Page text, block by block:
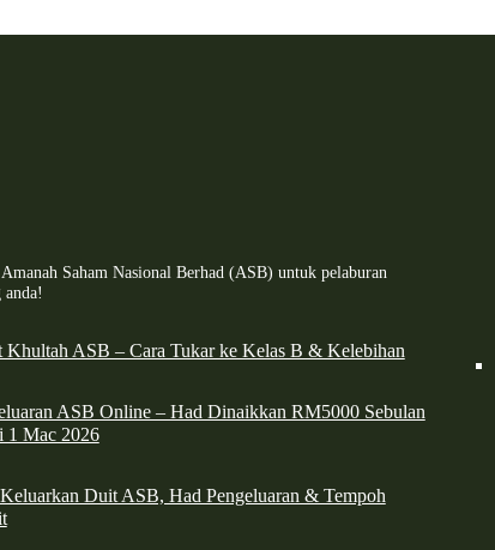
Saham Nasional Berhad (ASB) untuk pelaburan
anda!
Khultah ASB – Cara Tukar ke Kelas B & Kelebihan
ASB Online – Had Dinaikkan RM5000 Sebulan
1 Mac 2026
Duit ASB, Had Pengeluaran & Tempoh